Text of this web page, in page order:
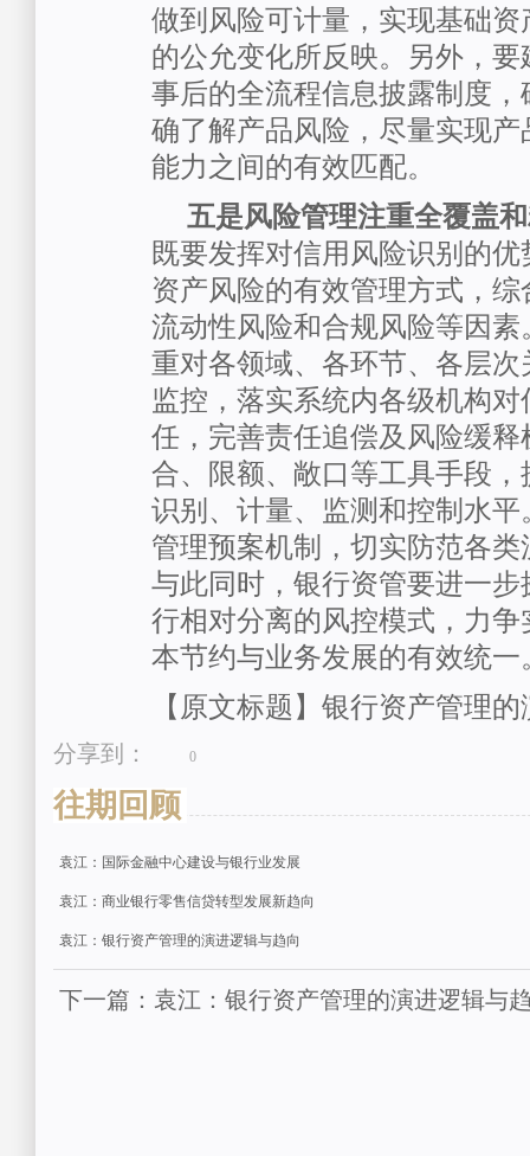
做到风险可计量，实现基础
的公允变化所反映。另外，
事后的全流程信息披露制度
确了解产品风险，尽量实现
能力之间的有效匹配。
五是风险管理注重全覆盖
既要发挥对信用风险识别的
资产风险的有效管理方式，
流动性风险和合规风险等因
重对各领域、各环节、各层
监控，落实系统内各级机构
任，完善责任追偿及风险缓
合、限额、敞口等工具手段
识别、计量、监测和控制水
管理预案机制，切实防范各
与此同时，银行资管要进一
行相对分离的风控模式，力
本节约与业务发展的有效统一
【原文标题】银行资产管理
分享到： 0
往期回顾
袁江：国际金融中心建设与银行业发展
袁江：商业银行零售信贷转型发展新趋向
袁江：银行资产管理的演进逻辑与趋向
下一篇：袁江：银行资产管理的演进逻辑与